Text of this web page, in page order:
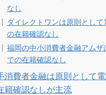
なし
ダイレクトワンは原則として
の在籍確認なし
福岡の中小消費者金融アムザ
での在籍確認なし
消費者金融は原則として
籍確認なしが主流